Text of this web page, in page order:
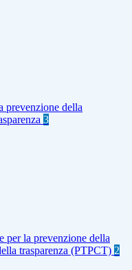
prevenzione della
3
per la prevenzione della
trasparenza (PTPCT) 2